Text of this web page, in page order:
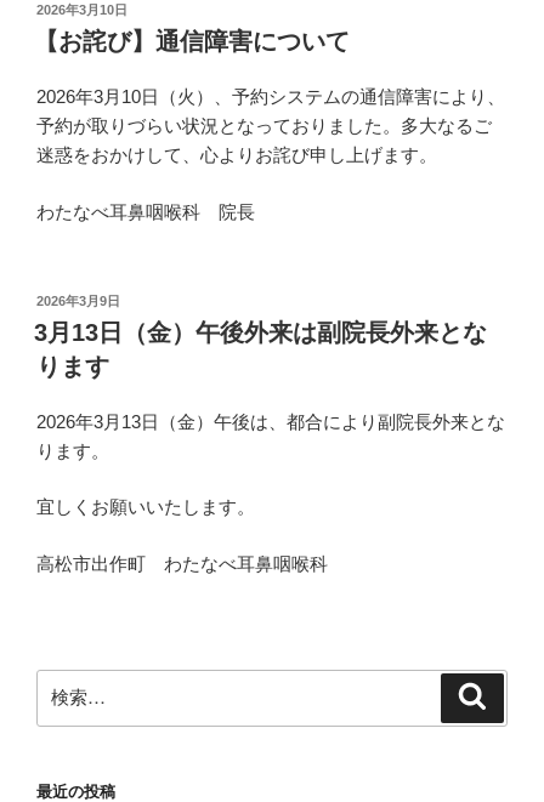
投
日:
2026年3月10日
【お詫び】通信障害について
2026年3月10日（火）、予約システムの通信障害により、
予約が取りづらい状況となっておりました。多大なるご
迷惑をおかけして、心よりお詫び申し上げます。
わたなべ耳鼻咽喉科 院長
投
稿
日:
2026年3月9日
3月13日（金）午後外来は副院長外来とな
ります
2026年3月13日（金）午後は、都合により副院長外来とな
ります。
宜しくお願いいたします。
高松市出作町 わたなべ耳鼻咽喉科
索:
最近の投稿